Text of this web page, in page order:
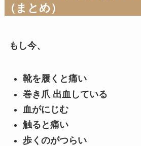
（まとめ）
もし今、
靴を履くと痛い
巻き爪 出血している
血がにじむ
触ると痛い
歩くのがつらい